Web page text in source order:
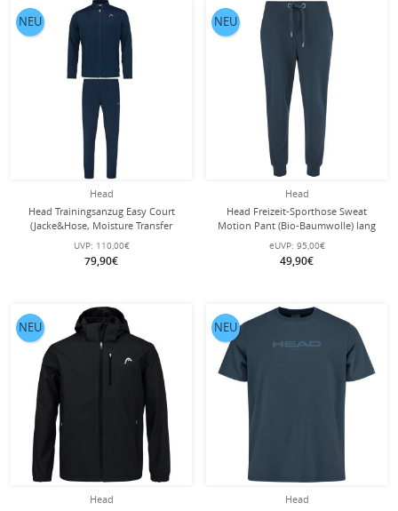
Head
Head Trainingsanzug Easy Court
(Jacke&Hose, Moisture Transfer
Microfiber Technologie) dunkelblau
Herren
UVP: 110,00€
79,90€
NEU
Head
Head Freizeit-Sporthose Sweat
Motion Pant (Bio-Baumwolle) lang
navyblau Herren
eUVP: 95,00€
49,90€
NEU
Head
NEU
Head
NEU